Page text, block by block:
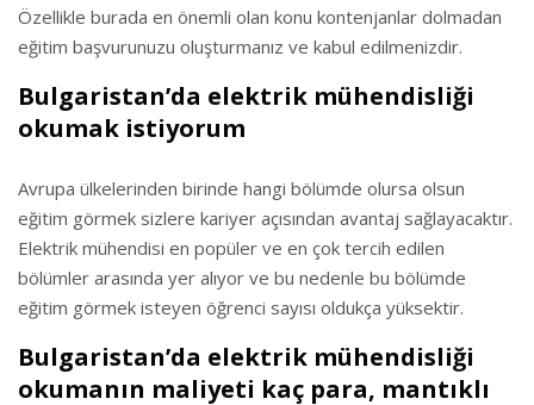
Özellikle burada en önemli olan konu kontenjanlar dolmadan
eğitim başvurunuzu oluşturmanız ve kabul edilmenizdir.
Bulgaristan’da elektrik mühendisliği
okumak istiyorum
Avrupa ülkelerinden birinde hangi bölümde olursa olsun
eğitim görmek sizlere kariyer açısından avantaj sağlayacaktır.
Elektrik mühendisi en popüler ve en çok tercih edilen
bölümler arasında yer alıyor ve bu nedenle bu bölümde
eğitim görmek isteyen öğrenci sayısı oldukça yüksektir.
Bulgaristan’da elektrik mühendisliği
okumanın maliyeti kaç para, mantıklı